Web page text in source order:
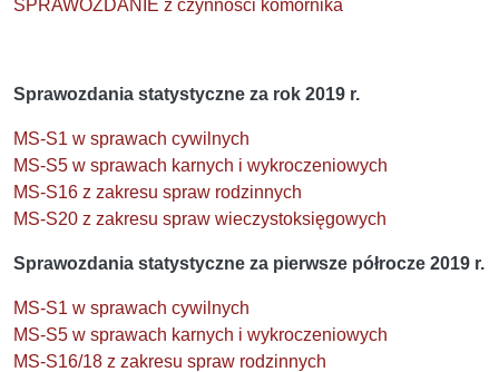
SPRAWOZDANIE z czynności komornika
Sprawozdania statystyczne za rok 2019 r.
MS-S1 w sprawach cywilnych
MS-S5 w sprawach karnych i wykroczeniowych
MS-S16 z zakresu spraw rodzinnych
MS-S20 z zakresu spraw wieczystoksięgowych
Sprawozdania statystyczne za pierwsze półrocze 2019 r.
MS-S1 w sprawach cywilnych
MS-S5 w sprawach karnych i wykroczeniowych
MS-S16/18 z zakresu spraw rodzinnych